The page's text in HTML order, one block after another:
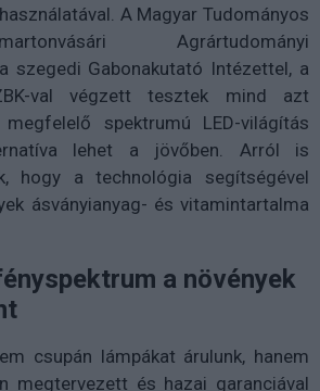
A Magyar Tudományos
Agrártudományi
szegedi Gabonakutató Intézettel, a
val végzett tesztek mind azt
spektrumú LED-világítás
lehet a jövőben. Arról is
hogy a technológia segítségével
ásványianyag- és vitamintartalma
a növények
csupán lámpákat árulunk, hanem
megtervezett és hazai garanciával